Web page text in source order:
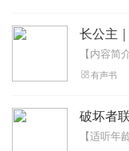
2020-04-07
龙昱莹
有声书